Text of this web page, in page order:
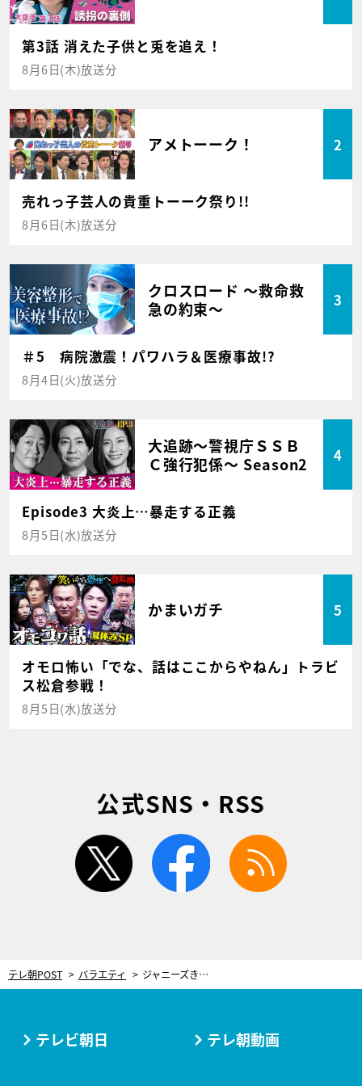
第3話 消えた子供と兎を追え！
8月6日(木)放送分
アメトーーク！ 2
売れっ子芸人の貴重トーーク祭り!!
8月6日(木)放送分
クロスロード ～救命救
急の約束～
3
＃5 病院激震！パワハラ＆医療事故!?
8月4日(火)放送分
大追跡～警視庁ＳＳＢ
Ｃ強行犯係～ Season2
4
Episode3 大炎上…暴走する正義
8月5日(水)放送分
かまいガチ 5
オモロ怖い「でな、話はここからやねん」トラビ
ス松倉参戦！
8月5日(水)放送分
公式SNS・RSS
twitter facebook
テレ朝POST バラエティ ジャニーズきっての頭脳派3人が『ザ・タイムショック』に！“絶対的キャプテン”Snow Man・阿部亮平の存在
テレビ朝日 テレ朝動画